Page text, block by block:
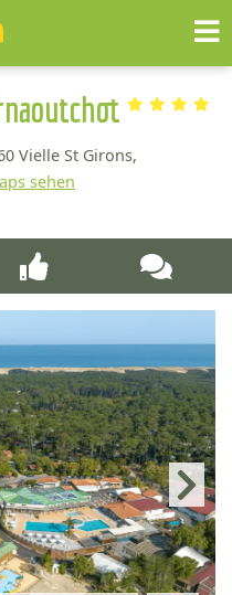
Vielle St Girons,
sehen